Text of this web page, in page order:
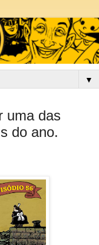
▼
uma das
do ano.